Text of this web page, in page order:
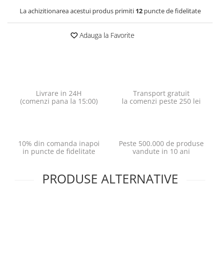
La achizitionarea acestui produs primiti 12puncte de fidelitate
Adauga la Favorite
Livrare in 24H
(comenzi pana la 15:00)
Transport gratuit
la comenzi peste 250 lei
10% din comanda inapoi
in puncte de fidelitate
Peste 500.000 de produse
vandute in 10 ani
PRODUSE ALTERNATIVE